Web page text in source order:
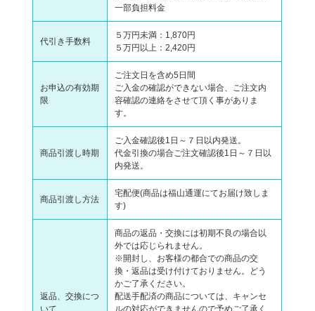
一部負担料金
代引き手数料
５万円未満：1,870円
５万円以上：2,420円
お申込の有効期
限
ご注文日を含め5日間
ご入金の確認ができない場合、ご注文内
容確認の連絡をさせて頂く事がありま
す。
商品引渡し時期
ご入金確認後1日～７日以内発送。
代金引換の場合ご注文確認後1日～７日以
内発送。
商品引渡し方法
宅配便(商品は福山通運にてお届け致しま
す)
返品、交換につ
いて
商品の返品・交換には初期不良の場合以
外では応じられません。
※開封し、お客様の都合での商品の交
換・返品は受け付けておりません。どう
かご了承ください。
配送手配済の商品については、キャンセ
ルの対応ができませんので予めご了承く